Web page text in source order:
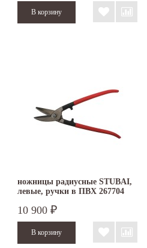
ножницы радиусные STUBAI,
левые, ручки в ПВХ 267704
10 900 ₽